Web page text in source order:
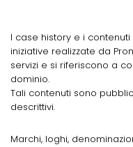
I case history e i
iniziative realizzate da
servizi e si riferiscono a
dominio.
Tali contenuti sono
descrittivi.
Marchi, loghi,